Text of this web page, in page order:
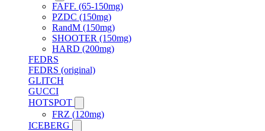
FAFF. (65-150mg)
PZDC (150mg)
RandM (150mg)
SHOOTER (150mg)
HARD (200mg)
FEDRS
FEDRS (original)
GLITCH
GUCCI
HOTSPOT
FRZ (120mg)
ICEBERG